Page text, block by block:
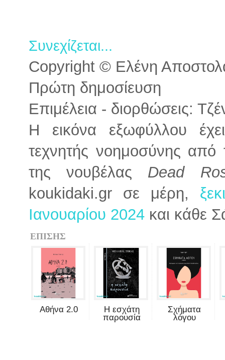
Συνεχίζεται...
Copyright © Ελένη
Πρώτη δημοσίευση
Επιμέλεια - διορθώσεις:
Η εικόνα εξωφύλλου
τεχνητής νοημοσύνης από
της νουβέλας Dead
koukidaki.gr σε μέρη,
Ιανουαρίου 2024 και κάθε
ΕΠΙΣΗΣ
Αθήνα 2.0
Η εσχάτη
παρουσία
Σχήματα
λόγου